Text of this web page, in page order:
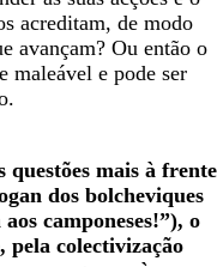
acreditam, de modo
avançam? Ou então o
maleável e pode ser
mais à frente
dos bolcheviques
camponeses!”), o
pela colectivização